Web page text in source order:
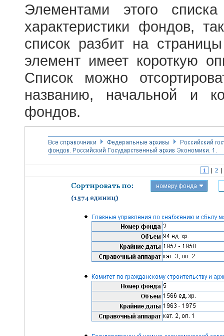
Элементами этого
характеристики фондов,
список разбит на
элемент имеет короткую
Список можно
названию, начальной и
фондов.